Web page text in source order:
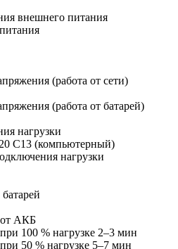
внешнего питания
(работа от сети)
(работа от батарей)
нагрузки
C13 (компьютерный)
нагрузки
от АКБ
100 % нагрузке 2–3 мин
50 % нагрузке 5–7 мин